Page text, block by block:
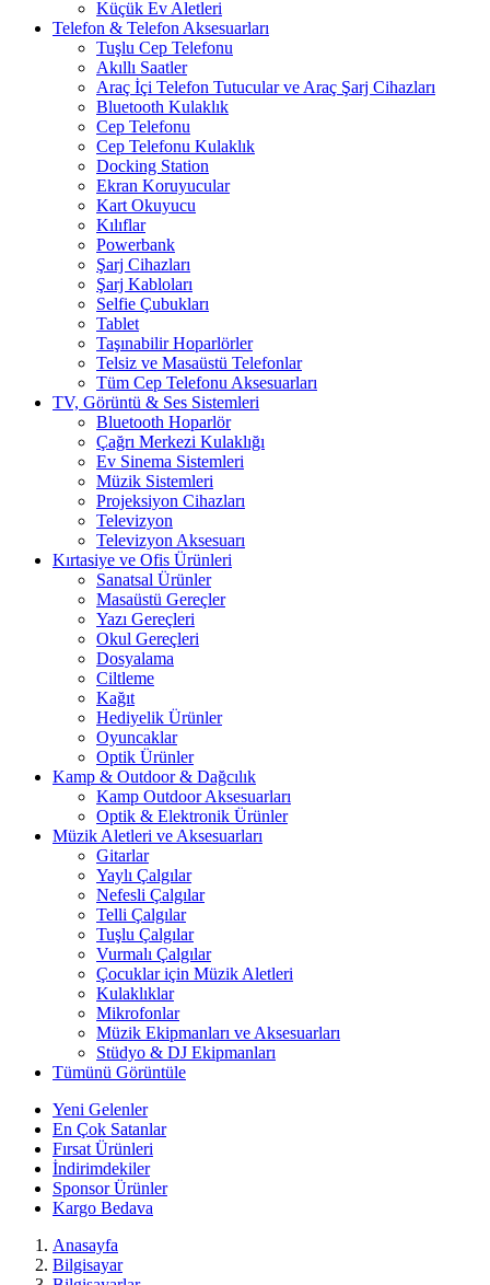
Küçük Ev Aletleri
Telefon & Telefon Aksesuarları
Tuşlu Cep Telefonu
Akıllı Saatler
Araç İçi Telefon Tutucular ve Araç Şarj Cihazları
Bluetooth Kulaklık
Cep Telefonu
Cep Telefonu Kulaklık
Docking Station
Ekran Koruyucular
Kart Okuyucu
Kılıflar
Powerbank
Şarj Cihazları
Şarj Kabloları
Selfie Çubukları
Tablet
Taşınabilir Hoparlörler
Telsiz ve Masaüstü Telefonlar
Tüm Cep Telefonu Aksesuarları
TV, Görüntü & Ses Sistemleri
Bluetooth Hoparlör
Çağrı Merkezi Kulaklığı
Ev Sinema Sistemleri
Müzik Sistemleri
Projeksiyon Cihazları
Televizyon
Televizyon Aksesuarı
Kırtasiye ve Ofis Ürünleri
Sanatsal Ürünler
Masaüstü Gereçler
Yazı Gereçleri
Okul Gereçleri
Dosyalama
Ciltleme
Kağıt
Hediyelik Ürünler
Oyuncaklar
Optik Ürünler
Kamp & Outdoor & Dağcılık
Kamp Outdoor Aksesuarları
Optik & Elektronik Ürünler
Müzik Aletleri ve Aksesuarları
Gitarlar
Yaylı Çalgılar
Nefesli Çalgılar
Telli Çalgılar
Tuşlu Çalgılar
Vurmalı Çalgılar
Çocuklar için Müzik Aletleri
Kulaklıklar
Mikrofonlar
Müzik Ekipmanları ve Aksesuarları
Stüdyo & DJ Ekipmanları
Tümünü Görüntüle
Yeni Gelenler
En Çok Satanlar
Fırsat Ürünleri
İndirimdekiler
Sponsor Ürünler
Kargo Bedava
Anasayfa
Bilgisayar